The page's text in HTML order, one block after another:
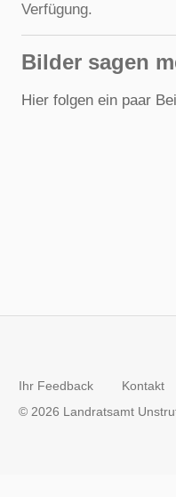
Verfügung.
Bilder sagen
Hier folgen ein paar
Ihr Feedback Kontakt
© 2026 Landratsamt